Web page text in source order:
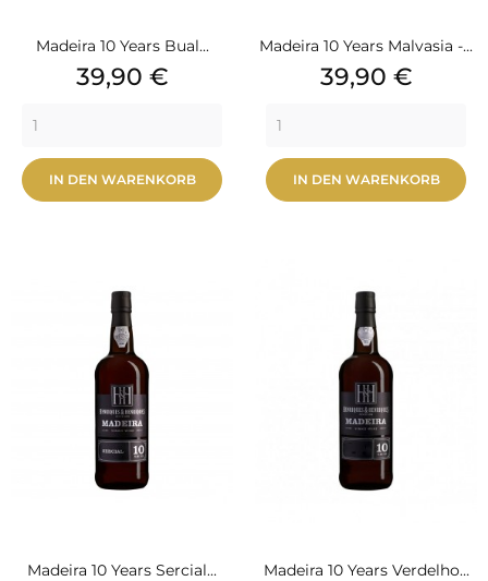
Madeira 10 Years Bual...
Preis
39,90 €
IN DEN WARENKORB
Madeira 10 Years Malvasia -...
Preis
39,90 €
IN DEN WARENKORB
Madeira 10 Years Sercial... Madeira 10 Years Verdelho...